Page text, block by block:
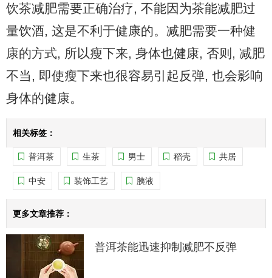
饮茶减肥需要正确治疗, 不能因为茶能减肥过
量饮酒, 这是不利于健康的。减肥需要一种健
康的方式, 所以瘦下来, 身体也健康, 否则, 减肥
不当, 即使瘦下来也很容易引起反弹, 也会影响
身体的健康。
相关标签：
普洱茶 生茶 男士 稻壳 共居
中安 装饰工艺 胰液
更多文章推荐：
普洱茶能迅速抑制减肥不反弹